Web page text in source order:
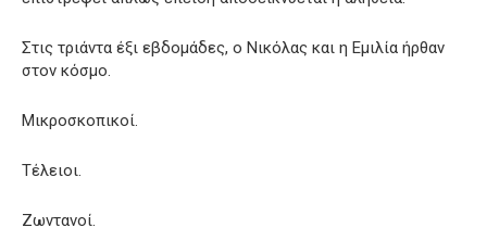
Στις τριάντα έξι εβδομάδες, ο Νικόλας και η Εμιλία ήρθαν
στον κόσμο.
Μικροσκοπικοί.
Τέλειοι.
Ζωντανοί.